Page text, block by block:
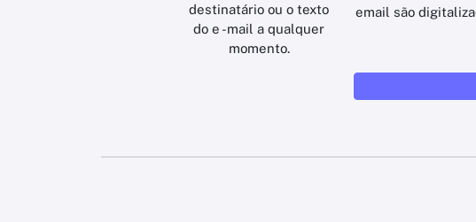
destinatário ou o texto
do e -mail a qualquer
momento.
email são